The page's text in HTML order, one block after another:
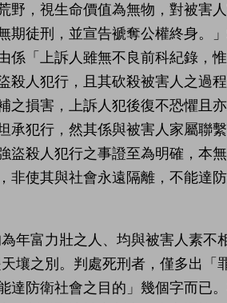
野，視生命價值為無物，對被害
徒刑，並宣告褫奪公權終身。
係「上訴人雖無不良前科紀錄，
殺人犯行，且其砍殺被害人之過
損害，上訴人犯後復不恐懼且亦
承犯行，然其係與被害人家屬聯
盜殺人犯行之事證至為明確，本
非使其與社會永遠隔離，不能達
年富力壯之人、均與被害人素不
壤之別。判處死刑者，僅多出「
達防衛社會之目的」幾個字而已